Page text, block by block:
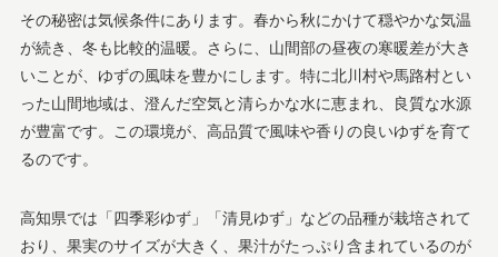
その秘密は気候条件にあります。春から秋にかけて穏やかな気温
が続き、冬も比較的温暖。さらに、山間部の昼夜の寒暖差が大き
いことが、ゆずの風味を豊かにします。特に北川村や馬路村とい
った山間地域は、澄んだ空気と清らかな水に恵まれ、良質な水源
が豊富です。この環境が、高品質で風味や香りの良いゆずを育て
るのです。
高知県では「四季彩ゆず」「清見ゆず」などの品種が栽培されて
おり、果実のサイズが大きく、果汁がたっぷり含まれているのが